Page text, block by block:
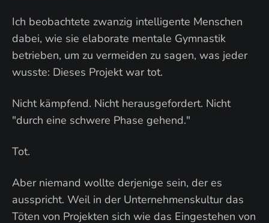
Ich beobachtete zwanzig intelligente Menschen
dabei, wie sie elaborate mentale Gymnastik
betrieben, um zu vermeiden zu sagen, was jeder
wusste: Dieses Projekt war tot.
Nicht kämpfend. Nicht herausgefordert. Nicht
"durch eine schwere Phase gehend."
Tot.
Aber niemand wollte derjenige sein, der es
ausspricht. Weil in der Unternehmenskultur das
Töten von Projekten sich wie das Eingestehen von